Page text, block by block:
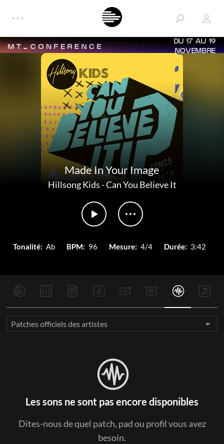
DU 17 AU 19
NOVEMBRE
Made In Your Image
Hillsong Kids-Can You Believe It
Tonalité: Ab BPM: 96 Mesure: 4/4 Durée: 3:42
Patches officiels des artistes
Les sons ne sont pas encore disponibles
Dites-nous de quel patch, pad ou profil vous avez
besoin.